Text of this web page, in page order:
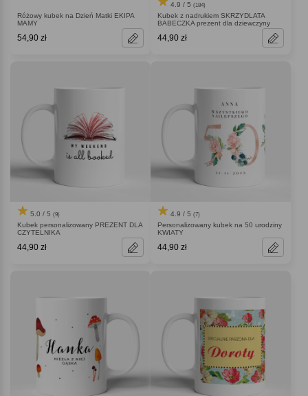
Różowy kubek na Dzień Matki EKIPA
MAMY
54,90 zł
4.9 / 5 (184)
Kubek z nadrukiem SKRZYDLATA
BABECZKA prezent dla dziewczyny
44,90 zł
5.0 / 5 (9)
Kubek personalizowany PREZENT DLA
CZYTELNIKA
44,90 zł
4.9 / 5 (7)
Personalizowany kubek na 50 urodziny
KWIATY
44,90 zł